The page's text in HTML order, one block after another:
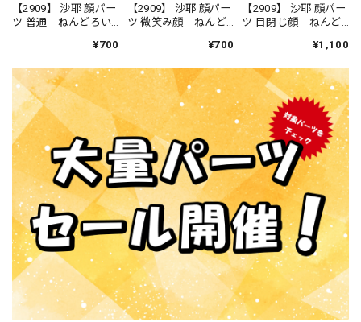
【2909】 沙耶 顔パー
ツ 普通 ねんどろい
¥700
【2909】 沙耶 顔パー
ツ 微笑み顔 ねんど
¥700
【2909】 沙耶 顔パー
ツ 目閉じ顔 ねんど
¥1,100